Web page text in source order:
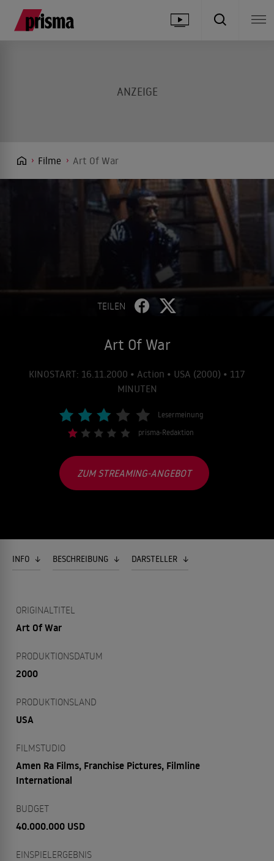
Filme Art Of War
TEILEN
Art Of War
KINOSTART: 16.11.2000 • Action • USA (2000) • 117
MINUTEN
Lesermeinung
prisma-Redaktion
ZUM STREAMING-ANGEBOT
INFO BESCHREIBUNG DARSTELLER
ORIGINALTITEL
Art Of War
PRODUKTIONSDATUM
2000
PRODUKTIONSLAND
USA
FILMSTUDIO
Amen Ra Films, Franchise Pictures, Filmline
International
BUDGET
40.000.000 USD
EINSPIELERGEBNIS